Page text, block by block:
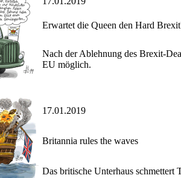
Erwartet die Queen den Hard
Nach der Ablehnung des Brexit-
EU möglich.
17.01.2019
Britannia rules the waves
Das britische Unterhaus